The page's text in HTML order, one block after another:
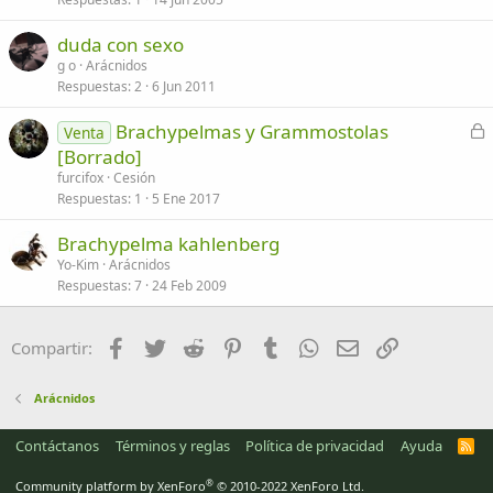
duda con sexo
g o Arácnidos
Respuestas 2 6 Jun 2011
C
Venta
Brachypelmas y Grammostolas
[Borrado]
furcifox Cesión
Respuestas 1 5 Ene 2017
Brachypelma kahlenberg
Yo-Kim Arácnidos
Respuestas 7 24 Feb 2009
Compartir: Facebook
Twitter Reddit PinterestTumblrWhatsApp
Email
Arácnidos
Contáctanos Términos y reglas Política de privacidad Ayuda
R
Community platform by XenForo® © 2010-2022 XenForo Ltd.